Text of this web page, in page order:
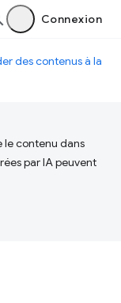
Connexion
des contenus à la
le contenu dans
par IA peuvent